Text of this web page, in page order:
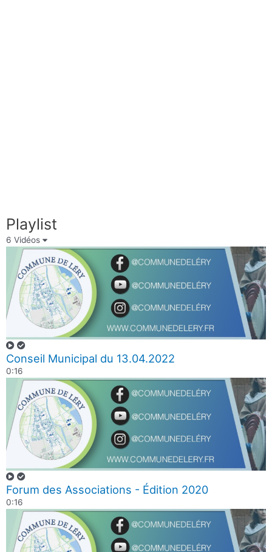
Playlist
6 Vidéos
Conseil Municipal du 13.04.2022
0:16
Forum des Associations - Édition 2020
0:16